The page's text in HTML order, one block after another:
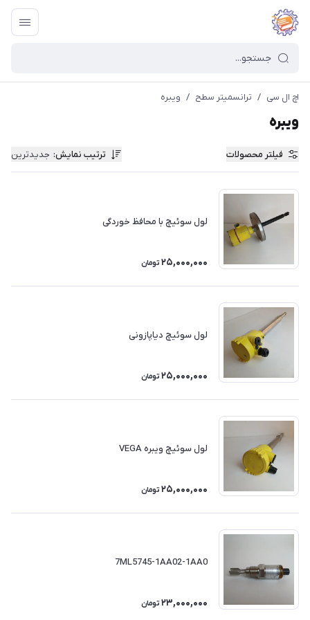
اچ ال سی / ترانسمیتر سطح / ویبره
ویبره
فیلتر محصولات ترتیب نمایش: جدیدترین
لول سوئیچ با محافظ خوردگی
25,000,000 تومان
لول سوئیچ دیاپازونی
25,000,000 تومان
لول سوئیچ ویبره VEGA
25,000,000 تومان
7ML5745-1AA02-1AA0
23,000,000 تومان